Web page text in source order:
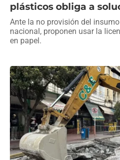
plásticos obliga a
Ante la no provisión del
nacional, proponen usar la
en papel.